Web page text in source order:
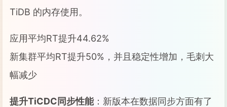
TiDB 的内存使用。
应用平均RT提升44.62%
新集群平均RT提升50%，并且稳定性增加，毛刺大
幅减少
提升TiCDC同步性能：新版本在数据同步方面有了